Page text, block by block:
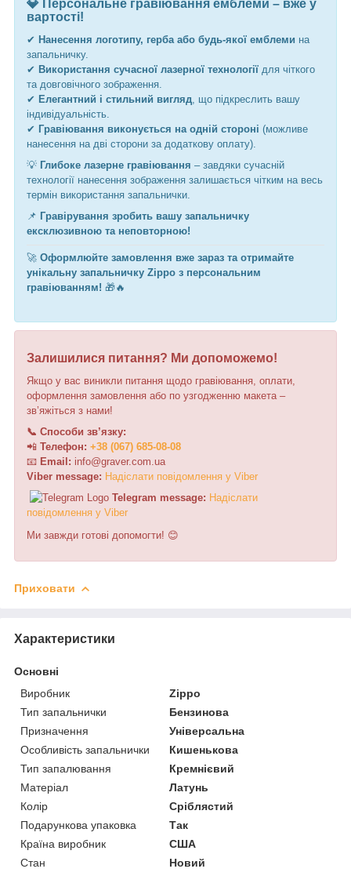
💎 Персональне гравіювання емблеми – вже у
вартості!
✔ Нанесення логотипу, герба або будь-якої емблеми на
запальничку.
✔ Використання сучасної лазерної технології для чіткого
та довговічного зображення.
✔ Елегантний і стильний вигляд , що підкреслить вашу
індивідуальність.
✔ Гравіювання виконується на одній стороні (можливе
нанесення на дві сторони за додаткову оплату).
💡 Глибоке лазерне гравіювання – завдяки сучасній
технології нанесення зображення залишається чітким на весь
термін використання запальнички.
📌 Гравірування зробить вашу запальничку
ексклюзивною та неповторною!
🚀 Оформлюйте замовлення вже зараз та отримайте
унікальну запальничку Zippo з персональним
гравіюванням! 🎁🔥
Залишилися питання? Ми допоможемо!
Якщо у вас виникли питання щодо гравіювання, оплати,
оформлення замовлення або по узгодженню макета –
зв’яжіться з нами!
📞 Способи зв’язку:
📲 Телефон: +38 (067) 685-08-08
📧 Email: info@graver.com.ua
Viber message: Надіслати повідомлення у Vi ber
Telegram message: Надіслати
повідомлення у Vi ber
Ми завжди готові допомогти! 😊
Приховати
Характеристики
Основні
Виробник
Zippo
Тип запальнички
Бензинова
Призначення
Універсальна
Особливість запальнички
Кишенькова
Тип запалювання
Кремнієвий
Матеріал
Латунь
Колір
Сріблястий
Подарункова упаковка
Так
Країна виробник
США
Стан
Новий